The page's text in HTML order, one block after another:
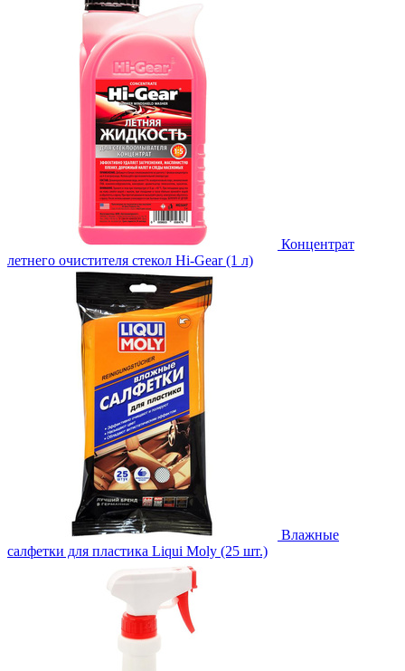
Концентрат
летнего очистителя стекол Hi-Gear (1 л)
Влажные
салфетки для пластика Liqui Moly (25 шт.)